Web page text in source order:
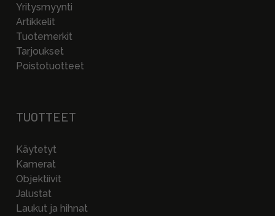
Yritysmyynti
Artikkelit
Tuotemerkit
Tarjoukset
Poistotuotteet
TUOTTEET
Käytetyt
Kamerat
Objektiivit
Jalustat
Laukut ja hihnat